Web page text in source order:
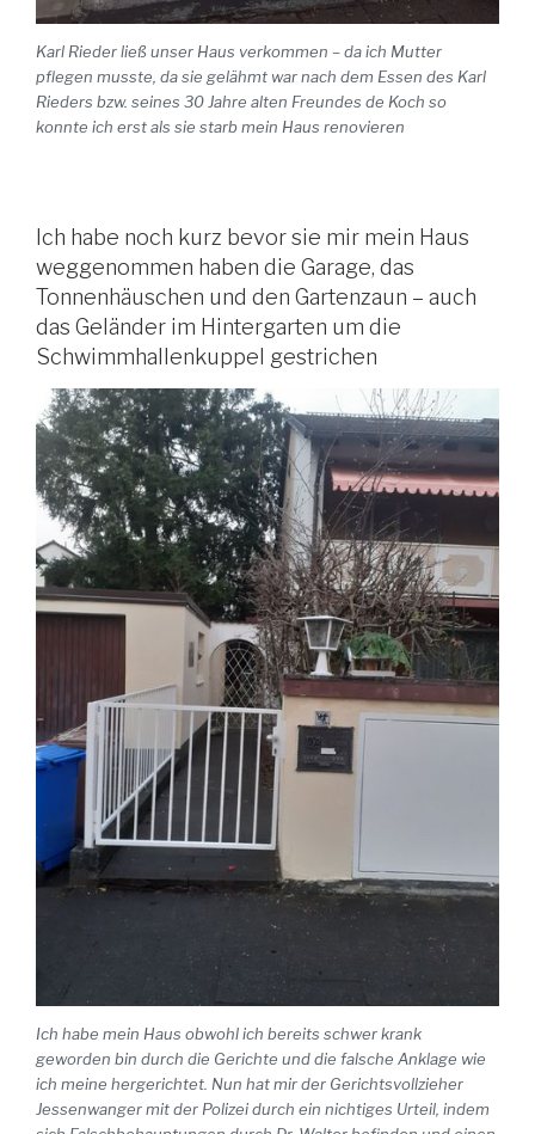
Karl Rieder ließ unser Haus verkommen – da ich Mutter
pflegen musste, da sie gelähmt war nach dem Essen des Karl
Rieders bzw. seines 30 Jahre alten Freundes de Koch so
konnte ich erst als sie starb mein Haus renovieren
Ich habe noch kurz bevor sie mir mein Haus
weggenommen haben die Garage, das
Tonnenhäuschen und den Gartenzaun – auch
das Geländer im Hintergarten um die
Schwimmhallenkuppel gestrichen
Ich habe mein Haus obwohl ich bereits schwer krank
geworden bin durch die Gerichte und die falsche Anklage wie
ich meine hergerichtet. Nun hat mir der Gerichtsvollzieher
Jessenwanger mit der Polizei durch ein nichtiges Urteil, indem